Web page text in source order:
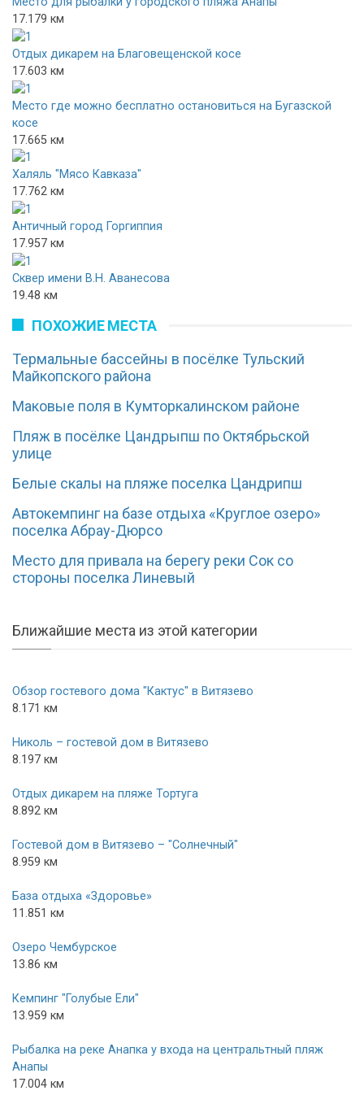
17.179 км
Отдых дикарем на Благовещенской косе
17.603 км
Место где можно бесплатно остановиться на Бугазской
косе
17.665 км
Халяль "Мясо Кавказа"
17.762 км
Античный город Горгиппия
17.957 км
Сквер имени В.Н. Аванесова
19.48 км
ПОХОЖИЕ МЕСТА
Термальные бассейны в посёлке Тульский
Майкопского района
Маковые поля в Кумторкалинском районе
Пляж в посёлке Цандрыпш по Октябрьской
улице
Белые скалы на пляже поселка Цандрипш
Автокемпинг на базе отдыха «Круглое озеро»
поселка Абрау-Дюрсо
Место для привала на берегу реки Сок со
стороны поселка Линевый
Ближайшие места из этой категории
Обзор гостевого дома "Кактус" в Витязево
8.171 км
Николь – гостевой дом в Витязево
8.197 км
Отдых дикарем на пляже Тортуга
8.892 км
Гостевой дом в Витязево – "Солнечный"
8.959 км
База отдыха «Здоровье»
11.851 км
Озеро Чембурское
13.86 км
Кемпинг "Голубые Ели"
13.959 км
Рыбалка на реке Анапка у входа на центральтный пляж
Анапы
17.004 км